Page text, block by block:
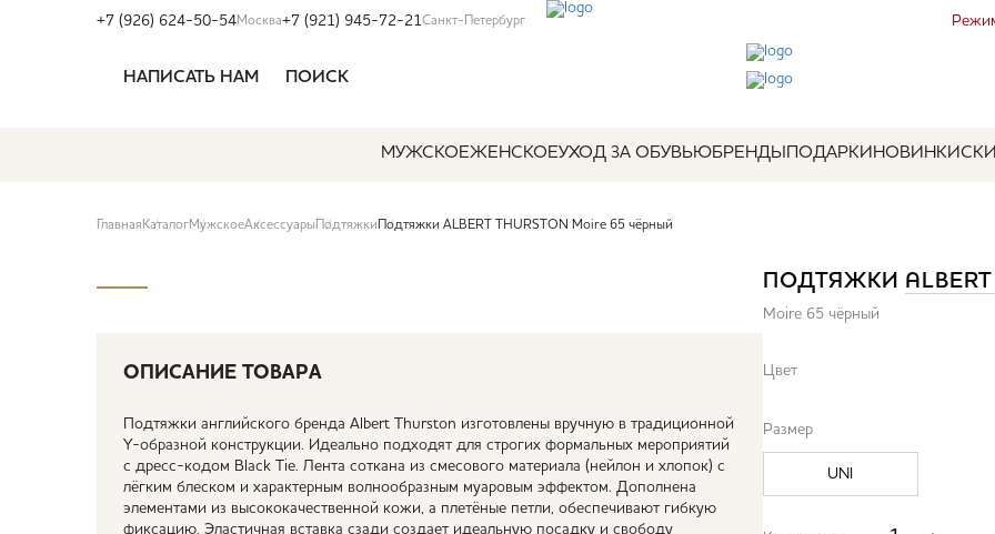
+7 (926) 624-50-54Москва+7 (921) 945-72-21Санкт-Петербург
НАПИСАТЬ НАМ ПОИСК
МУЖСКОЕЖЕНСКОЕУХОД ЗА ОБУВЬЮБРЕНДЫ ПОДАРКИ НОВИНКИ
Главная КаталогМужскоеАксессуары Подтяжки Подтяжки ALBERT THURSTON Moire 65 чёрный
ОПИСАНИЕ ТОВАРА
Подтяжки английского бренда Albert Thurston изготовлены вручную в традиционной
Y-образной конструкции. Идеально подходят для строгих формальных мероприятий
с дресс-кодом Black Tie. Лента соткана из смесового материала (нейлон и хлопок) с
лёгким блеском и характерным волнообразным муаровым эффектом. Дополнена
элементами из высококачественной кожи, а плетёные петли, обеспечивают гибкую
фиксацию. Эластичная вставка сзади создает идеальную посадку и свободу
ПОДТЯЖКИ
Moire 65 чёрный
Цвет
Размер
UNI